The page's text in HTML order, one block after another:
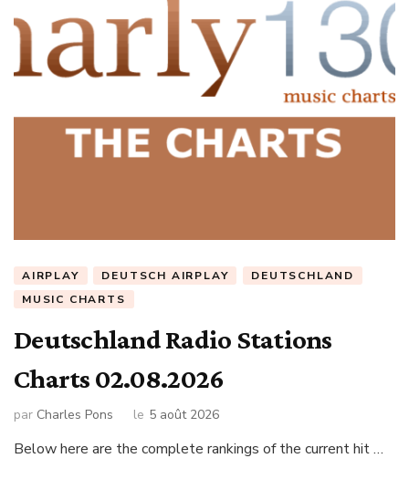
AIRPLAY DEUTSCH AIRPLAY
DEUTSCHLAND
MUSIC CHARTS
Deutschland Radio Stations
Charts 02.08.2026
par Charles Pons le 5 août 2026
Below here are the complete rankings of the current hit …